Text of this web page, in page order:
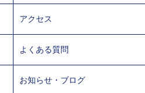
アクセス
よくある質問
お知らせ・ブログ